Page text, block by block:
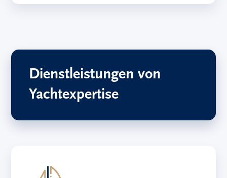
Dienstleistungen von
Yachtexpertise